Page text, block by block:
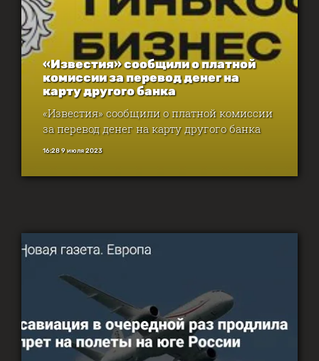
«Известия» сообщили о платной
комиссии за перевод денег на
карту другого банка
«Известия» сообщили о платной комиссии
за перевод денег на карту другого банка
16:28 9 июля 2023